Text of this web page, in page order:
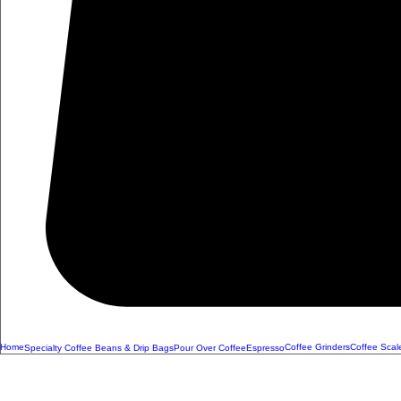
HomeSpecialty Coffee Beans & Drip BagsPour Over CoffeeEspressoCoffee GrindersCoffee